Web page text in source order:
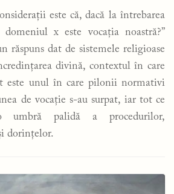
este că, dacă la întrebarea
x este vocația noastră?”
răspuns dat de sistemele religioase
divină, contextul în care
este unul în care pilonii normativi
de vocație s-au surpat, iar tot ce
palidă a procedurilor,
dorințelor.